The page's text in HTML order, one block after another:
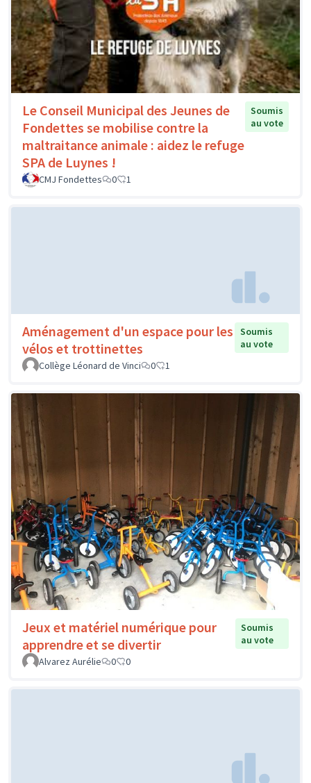
Le Conseil Municipal des Jeunes de
Fondettes se mobilise contre la
maltraitance animale : aidez le refuge
SPA de Luynes !
Soumis
au vote
CMJ Fondettes 0 1
Aménagement d'un espace pour les
vélos et trottinettes
Soumis
au vote
Collège Léonard de Vinci
0 1
Jeux et matériel numérique pour
apprendre et se divertir
Soumis
au vote
Alvarez Aurélie
0 0